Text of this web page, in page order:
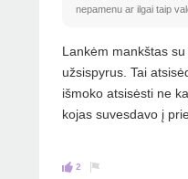
nepamenu ar ilgai taip
Lankėm mankštas
užsispyrus. Tai
išmoko atsisėsti ne
kojas suvesdavo į
2